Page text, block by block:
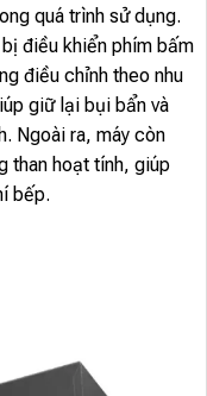
quá trình sử dụng.
điều khiển phím bấm
điều chỉnh theo nhu
giữ lại bụi bẩn và
Ngoài ra, máy còn
than hoạt tính, giúp
bếp.